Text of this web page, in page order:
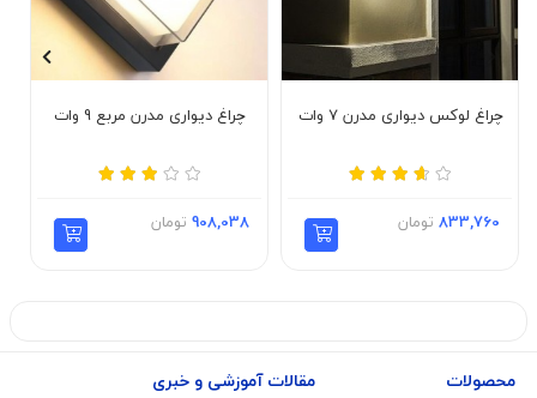
چراغ لوکس دیواری مدرن 7 وات
833,760 تومان
چراغ دیواری مدرن مربع 9 وات
908,038 تومان
محصولات مقالات آموزشی و خبری